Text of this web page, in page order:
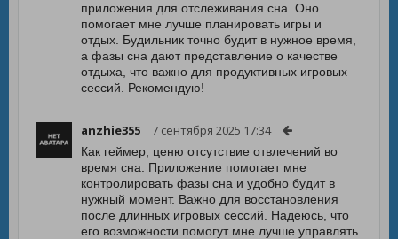
приложения для отслеживания сна. Оно
помогает мне лучше планировать игры и
отдых. Будильник точно будит в нужное время,
а фазы сна дают представление о качестве
отдыха, что важно для продуктивных игровых
сессий. Рекомендую!
anzhie355 7 сентября 2025 17:34
Как геймер, ценю отсутствие отвлечений во
время сна. Приложение помогает мне
контролировать фазы сна и удобно будит в
нужный момент. Важно для восстановления
после длинных игровых сессий. Надеюсь, что
его возможности помогут мне лучше управлять